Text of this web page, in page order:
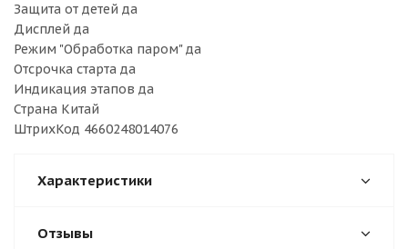
Защита от детей да
Дисплей да
Режим "Обработка паром" да
Отсрочка старта да
Индикация этапов да
Страна Китай
ШтрихКод 4660248014076
Характеристики
Отзывы